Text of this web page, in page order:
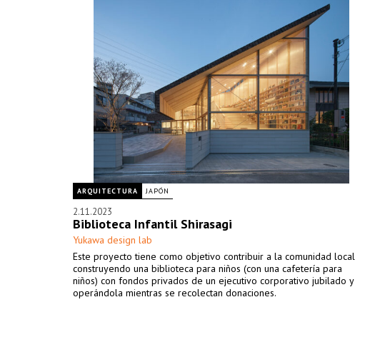
ARQUITECTURA JAPÓN
2.11.2023
Biblioteca Infantil Shirasagi
Yukawa design lab
Este proyecto tiene como objetivo contribuir a la comunidad local
construyendo una biblioteca para niños (con una cafetería para
niños) con fondos privados de un ejecutivo corporativo jubilado y
operándola mientras se recolectan donaciones.